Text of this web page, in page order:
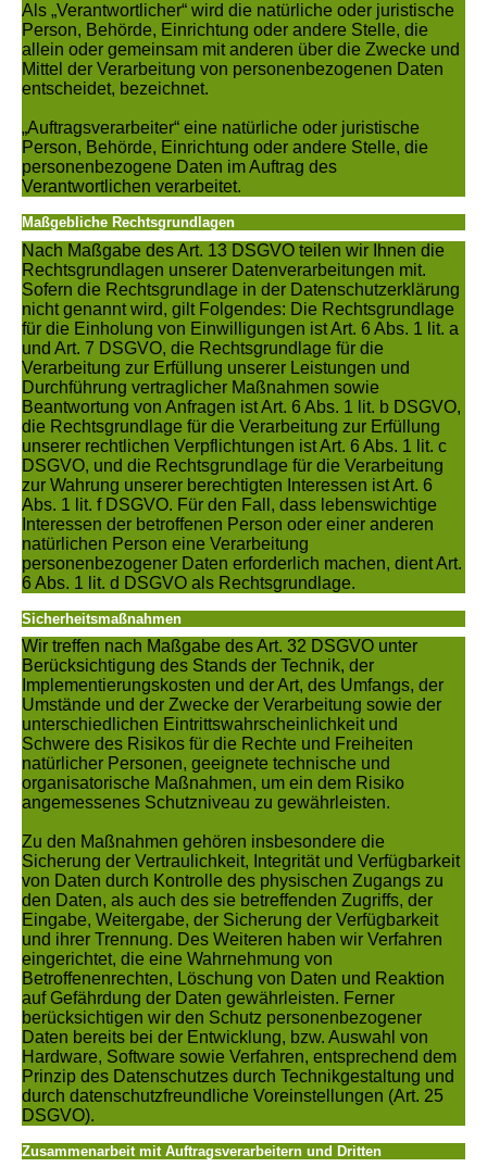
Als „Verantwortlicher“ wird die natürliche oder juristische
Person, Behörde, Einrichtung oder andere Stelle, die
allein oder gemeinsam mit anderen über die Zwecke und
Mittel der Verarbeitung von personenbezogenen Daten
entscheidet, bezeichnet.
„Auftragsverarbeiter“ eine natürliche oder juristische
Person, Behörde, Einrichtung oder andere Stelle, die
personenbezogene Daten im Auftrag des
Verantwortlichen verarbeitet.
Maßgebliche Rechtsgrundlagen
Nach Maßgabe des Art. 13 DSGVO teilen wir Ihnen die
Rechtsgrundlagen unserer Datenverarbeitungen mit.
Sofern die Rechtsgrundlage in der Datenschutzerklärung
nicht genannt wird, gilt Folgendes: Die Rechtsgrundlage
für die Einholung von Einwilligungen ist Art. 6 Abs. 1 lit. a
und Art. 7 DSGVO, die Rechtsgrundlage für die
Verarbeitung zur Erfüllung unserer Leistungen und
Durchführung vertraglicher Maßnahmen sowie
Beantwortung von Anfragen ist Art. 6 Abs. 1 lit. b DSGVO,
die Rechtsgrundlage für die Verarbeitung zur Erfüllung
unserer rechtlichen Verpflichtungen ist Art. 6 Abs. 1 lit. c
DSGVO, und die Rechtsgrundlage für die Verarbeitung
zur Wahrung unserer berechtigten Interessen ist Art. 6
Abs. 1 lit. f DSGVO. Für den Fall, dass lebenswichtige
Interessen der betroffenen Person oder einer anderen
natürlichen Person eine Verarbeitung
personenbezogener Daten erforderlich machen, dient Art.
6 Abs. 1 lit. d DSGVO als Rechtsgrundlage.
Sicherheitsmaßnahmen
Wir treffen nach Maßgabe des Art. 32 DSGVO unter
Berücksichtigung des Stands der Technik, der
Implementierungskosten und der Art, des Umfangs, der
Umstände und der Zwecke der Verarbeitung sowie der
unterschiedlichen Eintrittswahrscheinlichkeit und
Schwere des Risikos für die Rechte und Freiheiten
natürlicher Personen, geeignete technische und
organisatorische Maßnahmen, um ein dem Risiko
angemessenes Schutzniveau zu gewährleisten.
Zu den Maßnahmen gehören insbesondere die
Sicherung der Vertraulichkeit, Integrität und Verfügbarkeit
von Daten durch Kontrolle des physischen Zugangs zu
den Daten, als auch des sie betreffenden Zugriffs, der
Eingabe, Weitergabe, der Sicherung der Verfügbarkeit
und ihrer Trennung. Des Weiteren haben wir Verfahren
eingerichtet, die eine Wahrnehmung von
Betroffenenrechten, Löschung von Daten und Reaktion
auf Gefährdung der Daten gewährleisten. Ferner
berücksichtigen wir den Schutz personenbezogener
Daten bereits bei der Entwicklung, bzw. Auswahl von
Hardware, Software sowie Verfahren, entsprechend dem
Prinzip des Datenschutzes durch Technikgestaltung und
durch datenschutzfreundliche Voreinstellungen (Art. 25
DSGVO).
Zusammenarbeit mit Auftragsverarbeitern und Dritten